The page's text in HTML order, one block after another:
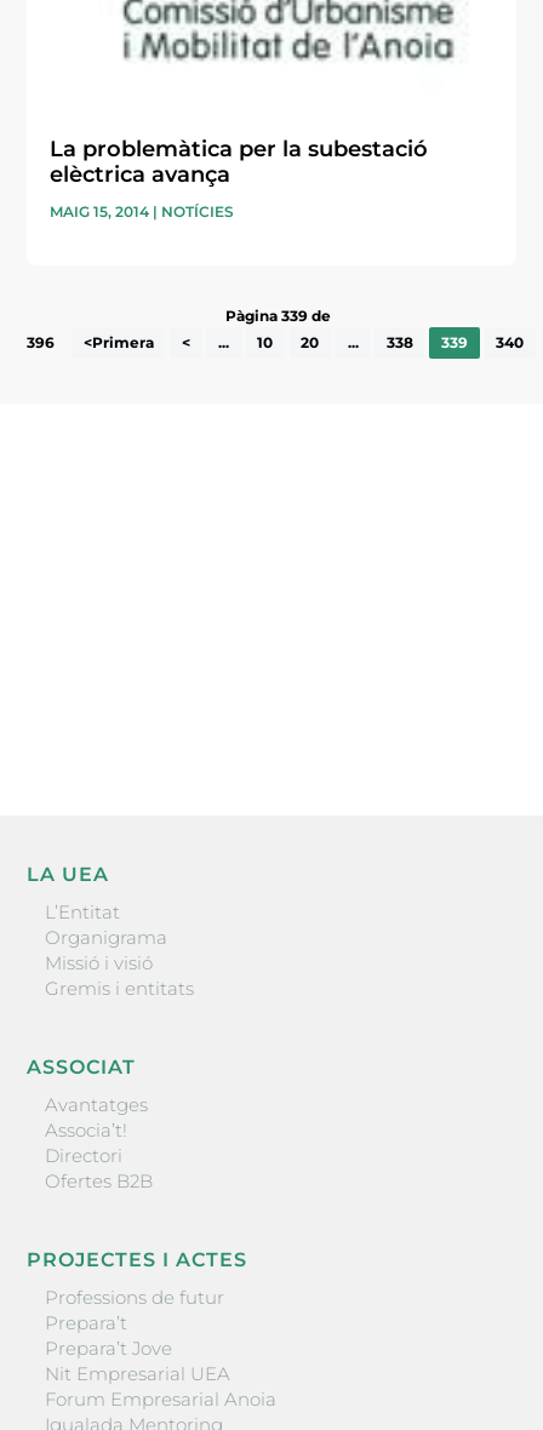
La problemàtica per la subestació
elèctrica avança
MAIG 15, 2014 | NOTÍCIES
Pàgina 339 de
396
<Primera < ... 10 20 ... 338 339 340
LA UEA
L’Entitat
Organigrama
Missió i visió
Gremis i entitats
ASSOCIAT
Avantatges
Associa’t!
Directori
Ofertes B2B
PROJECTES I ACTES
Professions de futur
Prepara’t
Prepara’t Jove
Nit Empresarial UEA
Forum Empresarial Anoia
Igualada Mentoring